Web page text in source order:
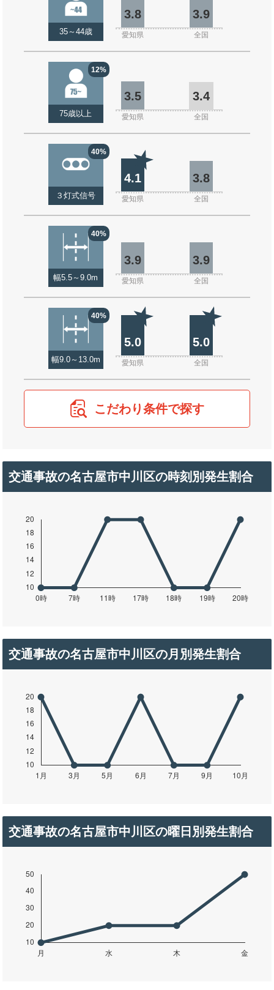
35～44歳
3.8 3.9
愛知県 全国
12%
75歳以上
3.5 3.4
愛知県 全国
40%
３灯式信号
4.1 3.8
愛知県 全国
40%
幅5.5～9.0m
3.9 3.9
愛知県 全国
40%
幅9.0～13.0m
5.0 5.0
愛知県 全国
こだわり条件で探す
交通事故の名古屋市中川区の時刻別発生割合
交通事故の名古屋市中川区の月別発生割合
交通事故の名古屋市中川区の曜日別発生割合